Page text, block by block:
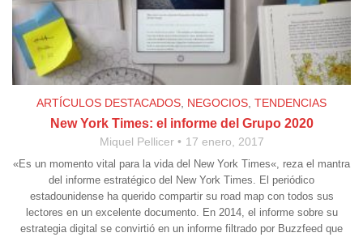
ARTÍCULOS DESTACADOS NEGOCIOS TENDENCIAS
New York Times: el informe del Grupo 2020
Miquel Pellicer 17 enero, 2017
«Es un momento vital para la vida del New York Times«, reza el mantra
del informe estratégico del New York Times. El periódico
estadounidense ha querido compartir su road map con todos sus
lectores en un excelente documento. En 2014, el informe sobre su
estrategia digital se convirtió en un informe filtrado por Buzzfeed que